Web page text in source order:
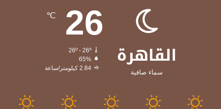
القاهرة
سماء صافية
26
℃
26º - 26º
65%
2.84 كيلومتر/ساعة